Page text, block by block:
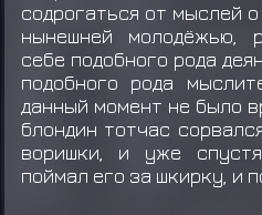
содрогаться от мыслей
нынешней молодёжью,
себе подобного рода
подобного рода
данный момент не было
блондин тотчас
воришки, и уже
поймал его за шкирку, и